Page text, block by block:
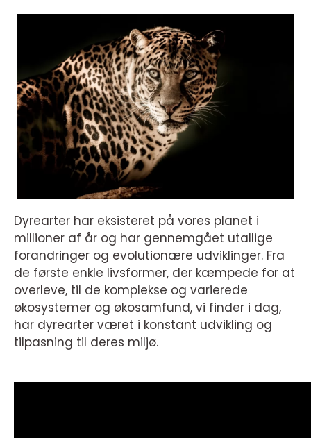
Dyrearter har eksisteret på vores planet i
millioner af år og har gennemgået utallige
forandringer og evolutionære udviklinger. Fra
de første enkle livsformer, der kæmpede for at
overleve, til de komplekse og varierede
økosystemer og økosamfund, vi finder i dag,
har dyrearter været i konstant udvikling og
tilpasning til deres miljø.